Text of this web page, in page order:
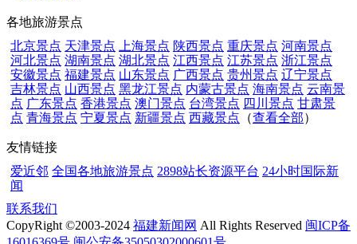
各地旅游景点
北京景点 天津景点 上海景点 陕西景点 重庆景点 河南景点
河北景点 湖南景点 湖北景点 江西景点 江苏景点 浙江景点
安徽景点 福建景点 山东景点 广西景点 贵州景点 辽宁景点
吉林景点 山西景点 黑龙江景点 内蒙古景点 海南景点 云南景
点 广东景点 香港景点 澳门景点 台湾景点 四川景点 甘肃景
点 青海景点 宁夏景点 新疆景点 西藏景点 （查看全部）
友情链接
爱近邻 全国各地旅游景点 2898站长资源平台 24小时国际新
闻
联系我们
CopyRight ©2003-2024 福建新闻网 All Rights Reserved 闽ICP备